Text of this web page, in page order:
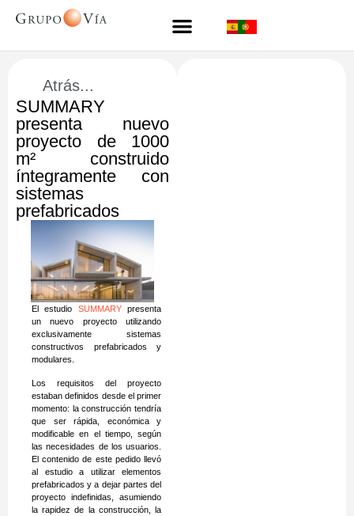
Atrás...
SUMMARY
presenta nuevo
proyecto de 1000
m² construido
íntegramente con
sistemas
prefabricados
El estudio SUMMARYpresenta
un nuevo proyecto utilizando
exclusivamente sistemas
constructivos prefabricados y
modulares.
Los requisitos del proyecto
estaban definidos desde el primer
momento: la construcción tendría
que ser rápida, económica y
modificable en el tiempo, según
las necesidades de los usuarios.
El contenido de este pedido llevó
al estudio a utilizar elementos
prefabricados y a dejar partes del
proyecto indefinidas, asumiendo
la rapidez de la construcción, la